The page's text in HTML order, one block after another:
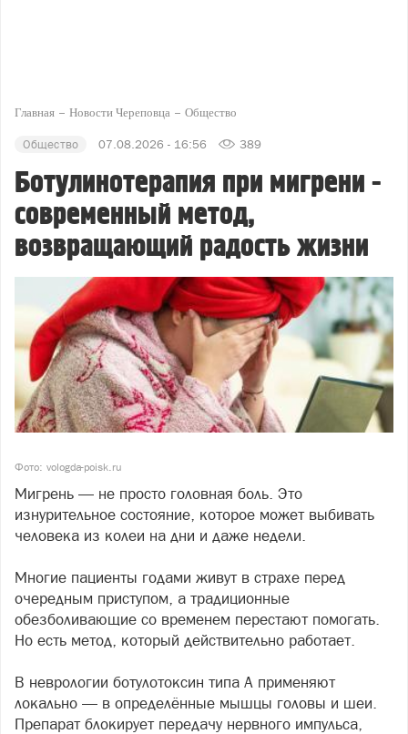
Главная Новости Череповца Общество
Общество 07.08.2026 - 16:56 389
Ботулинотерапия при мигрени -
современный метод,
возвращающий радость жизни
Фото: vologda-poisk.ru
Мигрень — не просто головная боль. Это
изнурительное состояние, которое может выбивать
человека из колеи на дни и даже недели.
Многие пациенты годами живут в страхе перед
очередным приступом, а традиционные
обезболивающие со временем перестают помогать.
Но есть метод, который действительно работает.
В неврологии ботулотоксин типа А применяют
локально — в определённые мышцы головы и шеи.
Препарат блокирует передачу нервного импульса,